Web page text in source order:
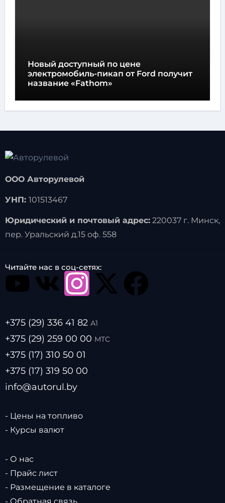
Новый доступный по цене
электромобиль-пикап от Ford получит
название «Fathom»
ООО Авторулевой
УНП: 101513467
Юридический и почтовый адрес:220037 г. Минск,
пер. Уральский д.15 оф. 558
Читайте нас в соц-сетях:
+375 (29) 336 41 82 А1
+375 (29) 259 00 00 МТС
+375 (17) 310 50 01
+375 (17) 319 50 00
info@autorul.by
- Цены на топливо
- Курсы валют
- О нас
- Прайс лист
- Размещение в каталоге